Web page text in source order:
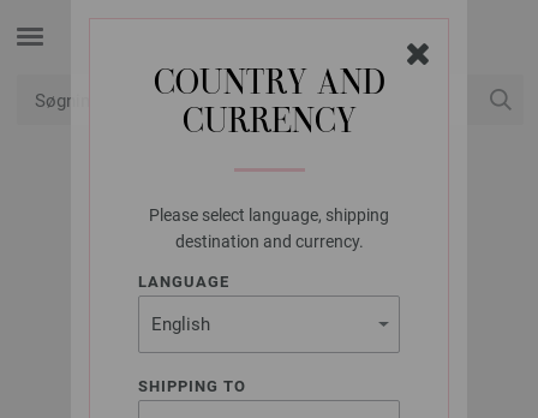
COUNTRY AND
CURRENCY
Please select language, shipping
destination and currency.
LANGUAGE
SHIPPING TO
LANA GROSSA
VASKEKLUD STAR
FILATI INFANTI No. 16 | Model 55